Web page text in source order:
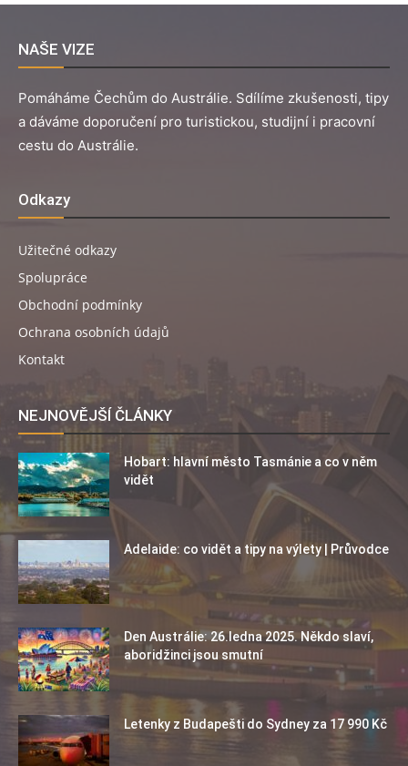
NAŠE VIZE
Pomáháme Čechům do Austrálie. Sdílíme zkušenosti, tipy
a dáváme doporučení pro turistickou, studijní i pracovní
cestu do Austrálie.
Odkazy
Užitečné odkazy
Spolupráce
Obchodní podmínky
Ochrana osobních údajů
Kontakt
NEJNOVĚJŠÍ ČLÁNKY
Hobart: hlavní město Tasmánie a co v něm
vidět
Adelaide: co vidět a tipy na výlety | Průvodce
Den Austrálie: 26.ledna 2025. Někdo slaví,
aboridžinci jsou smutní
Letenky z Budapešti do Sydney za 17 990 Kč